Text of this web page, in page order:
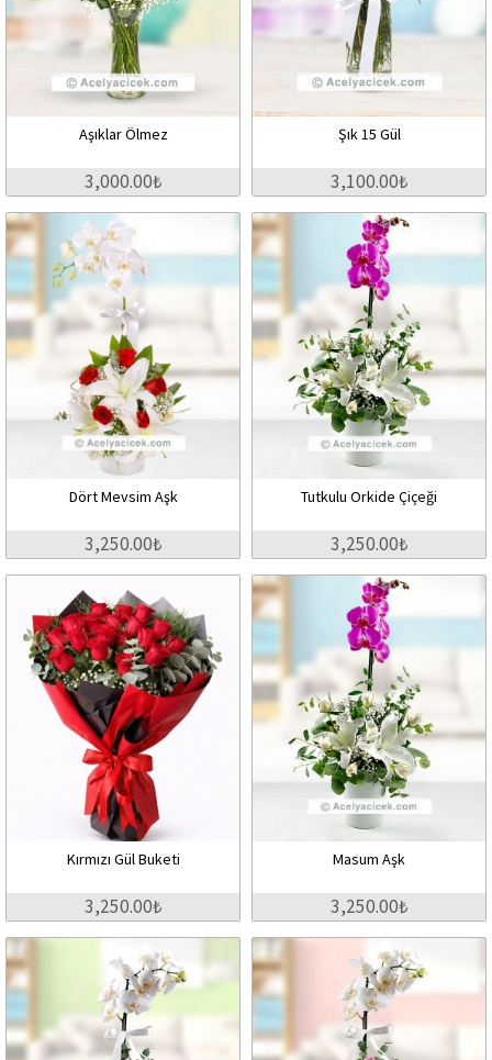
Aşıklar Ölmez
3,000.00₺
Şık 15 Gül
3,100.00₺
Dört Mevsim Aşk
3,250.00₺
Tutkulu Orkide Çiçeği
3,250.00₺
Kırmızı Gül Buketi
3,250.00₺
Masum Aşk
3,250.00₺